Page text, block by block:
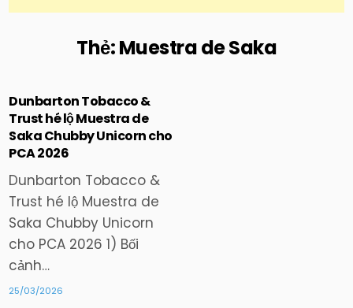
Thẻ:Muestra de Saka
Posted
in
Dunbarton Tobacco &
Trust hé lộ Muestra de
Saka Chubby Unicorn cho
PCA 2026
Dunbarton Tobacco &
Trust hé lộ Muestra de
Saka Chubby Unicorn
cho PCA 2026 1) Bối
cảnh…
25/03/2026